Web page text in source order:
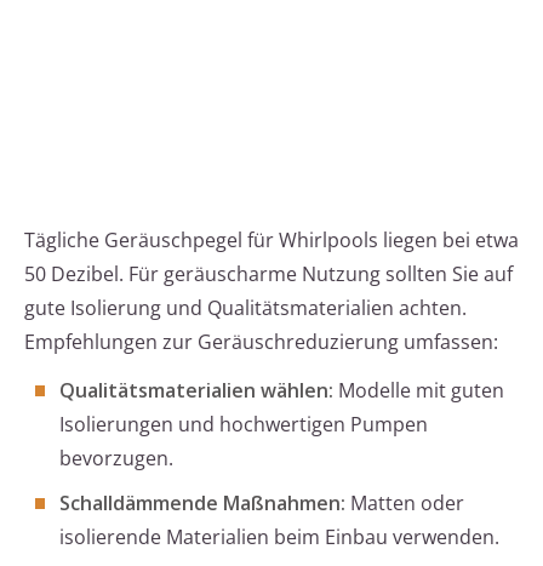
Tägliche Geräuschpegel für Whirlpools liegen bei etwa
50 Dezibel. Für geräuscharme Nutzung sollten Sie auf
gute Isolierung und Qualitätsmaterialien achten.
Empfehlungen zur Geräuschreduzierung umfassen:
Qualitätsmaterialien wählen: Modelle mit guten
Isolierungen und hochwertigen Pumpen
bevorzugen.
Schalldämmende Maßnahmen: Matten oder
isolierende Materialien beim Einbau verwenden.